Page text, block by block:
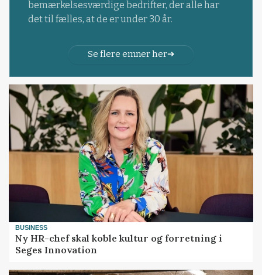
bemærkelsesværdige bedrifter, der alle har
det til fælles, at de er under 30 år.
Se flere emner her
BUSINESS
Ny HR-chef skal koble kultur og forretning i
Seges Innovation